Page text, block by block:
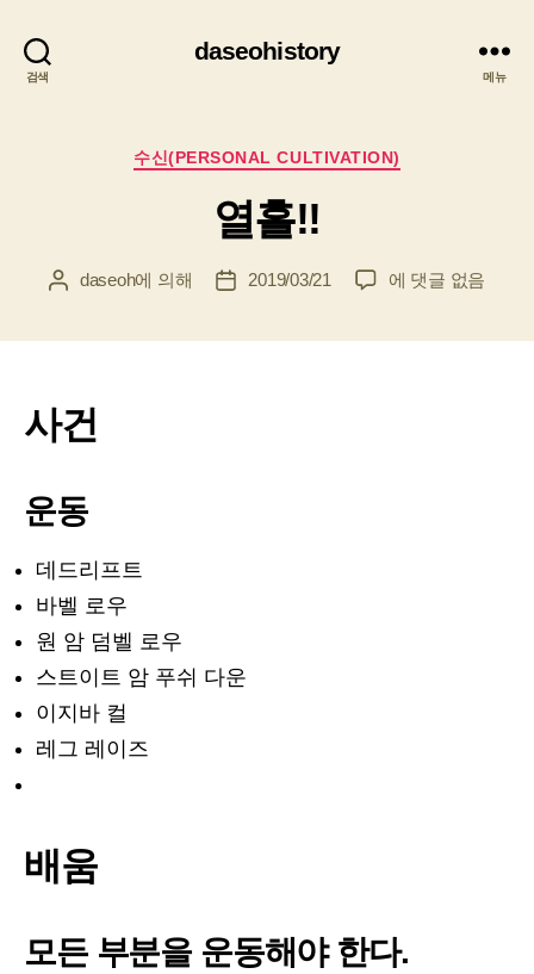
검색
daseohistory
메뉴
카
고
리
수신(PERSONAL CULTIVATION)
열흘!!
게
자
daseoh에 의해
게
2019/03/21
열
에 댓글 없음
사건
운동
데드리프트
바벨 로우
원 암 덤벨 로우
스트이트 암 푸쉬 다운
이지바 컬
레그 레이즈
배움
모든 부분을 운동해야 한다.